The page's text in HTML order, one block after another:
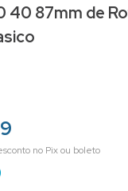
40 87mm de
no Pix ou boleto